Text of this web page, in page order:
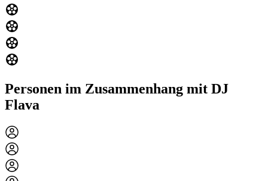
Personen im Zusammenhang mit DJ
Flava